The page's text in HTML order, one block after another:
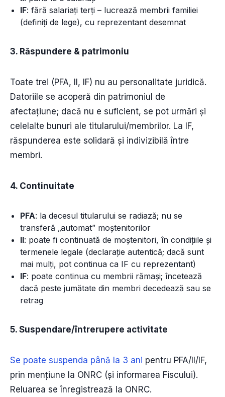
IF: fără salariați terți – lucrează membrii familiei
(definiți de lege), cu reprezentant desemnat
3. Răspundere & patrimoniu
Toate trei (PFA, II, IF) nu au personalitate juridică.
Datoriile se acoperă din patrimoniul de
afectațiune; dacă nu e suficient, se pot urmări și
celelalte bunuri ale titularului/membrilor. La IF,
răspunderea este solidară și indivizibilă între
membri.
4. Continuitate
PFA: la decesul titularului se radiază; nu se
transferă „automat” moștenitorilor
II: poate fi continuată de moștenitori, în condițiile și
termenele legale (declarație autentică; dacă sunt
mai mulți, pot continua ca IF cu reprezentant)
IF: poate continua cu membrii rămași; încetează
dacă peste jumătate din membri decedează sau se
retrag
5. Suspendare/întrerupere activitate
Se poate suspenda până la 3 ani pentru PFA/II/IF,
prin mențiune la ONRC (și informarea Fiscului).
Reluarea se înregistrează la ONRC.